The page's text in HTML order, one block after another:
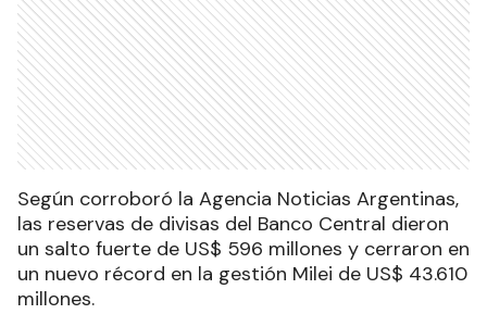
Según corroboró la Agencia Noticias Argentinas,
las reservas de divisas del Banco Central dieron
un salto fuerte de US$ 596 millones y cerraron en
un nuevo récord en la gestión Milei de US$ 43.610
millones.